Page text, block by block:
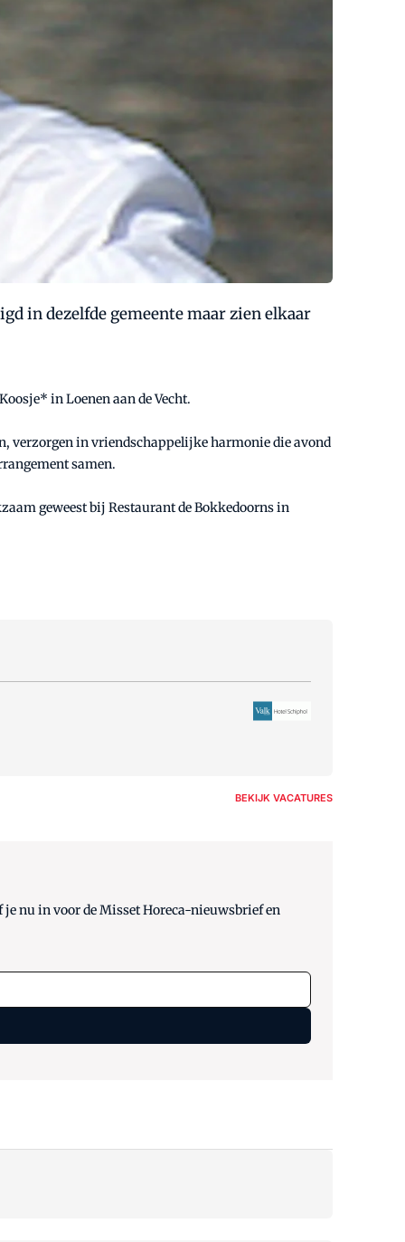
in dezelfde gemeente maar zien elkaar
in Loenen aan de Vecht.
verzorgen in vriendschappelijke harmonie die avond
samen.
geweest bij Restaurant de Bokkedoorns in
BEKIJK VACATURES
nu in voor de Misset Horeca-nieuwsbrief en